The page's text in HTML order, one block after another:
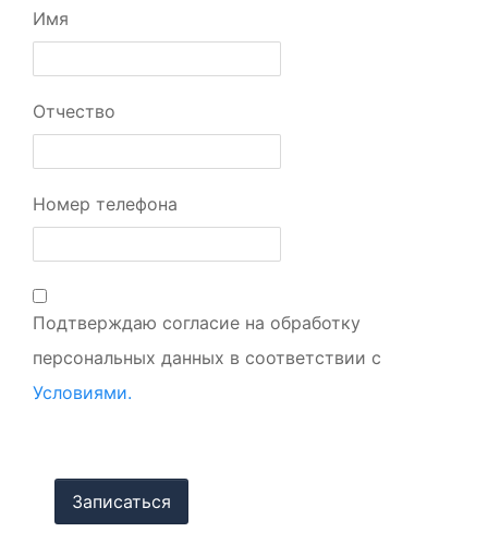
Имя
Отчество
Номер телефона
Подтверждаю согласие на обработку
персональных данных в соответствии с
Условиями.